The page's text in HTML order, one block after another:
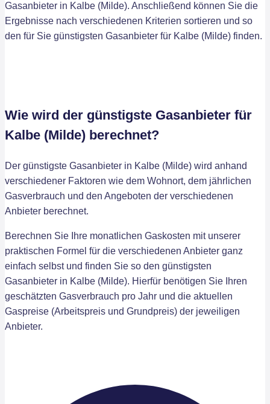
Gasanbieter in Kalbe (Milde). Anschließend können Sie die
Ergebnisse nach verschiedenen Kriterien sortieren und so
den für Sie günstigsten Gasanbieter für Kalbe (Milde) finden.
Wie wird der günstigste Gasanbieter für
Kalbe (Milde) berechnet?
Der günstigste Gasanbieter in Kalbe (Milde) wird anhand
verschiedener Faktoren wie dem Wohnort, dem jährlichen
Gasverbrauch und den Angeboten der verschiedenen
Anbieter berechnet.
Berechnen Sie Ihre monatlichen Gaskosten mit unserer
praktischen Formel für die verschiedenen Anbieter ganz
einfach selbst und finden Sie so den günstigsten
Gasanbieter in Kalbe (Milde). Hierfür benötigen Sie Ihren
geschätzten Gasverbrauch pro Jahr und die aktuellen
Gaspreise (Arbeitspreis und Grundpreis) der jeweiligen
Anbieter.